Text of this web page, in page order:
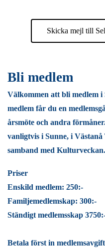
Skicka mejl till
Bli medlem
Välkommen att bli medlem i
medlem får du en
årsmöte och andra
vanligtvis i Sunne, i
samband med Kulturveckan.
Priser
Enskild medlem: 250:-
Familjemedlemskap: 300:-
Ständigt medlemsskap
Betala först in